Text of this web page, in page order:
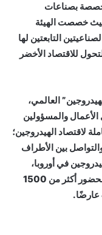
بصناعات
حيث خصصت الهيئة
التابعتين لها
للاقتصاد الأخضر
العالمي،
الأعمال والمسؤولين
لاقتصاد الهيدروجين؛
بين الأطراف
في أوروبا،
وكانت قمة 2023 قد شهدت نجاحًا ملحوظًا بحضور أكثر من 1500